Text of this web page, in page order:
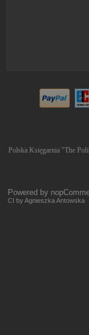
Polska Księgarnia "The
Powered by
CI by Agnieszka Antowska